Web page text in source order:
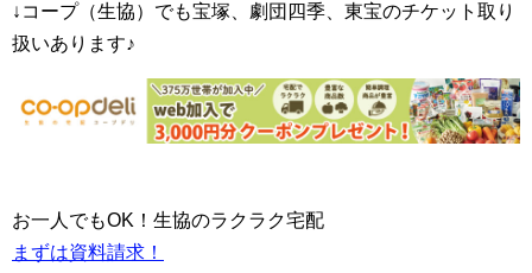
↓コープ（生協）でも宝塚、劇団四季、東宝のチケット取り
扱いあります♪
お一人でもOK！生協のラクラク宅配
まずは資料請求！